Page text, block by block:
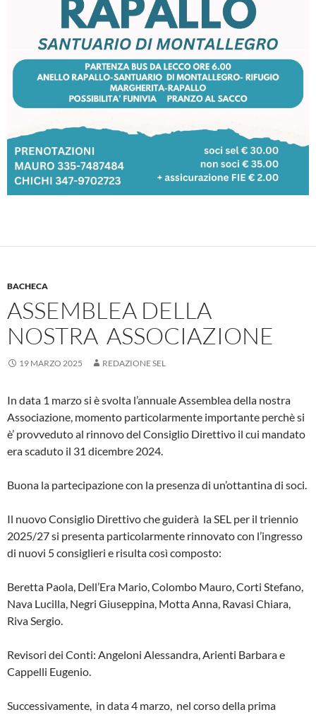
BACHECA
ASSEMBLEA DELLA
NOSTRA ASSOCIAZIONE
19 MARZO 2025 REDAZIONE SEL
In data 1 marzo si è svolta l’annuale Assemblea della nostra
Associazione, momento particolarmente importante perchè si
è’ provveduto al rinnovo del Consiglio Direttivo il cui mandato
era scaduto il 31 dicembre 2024.
Buona la partecipazione con la presenza di un’ottantina di soci.
Il nuovo Consiglio Direttivo che guiderà la SEL per il triennio
2025/27 si presenta particolarmente rinnovato con l’ingresso
di nuovi 5 consiglieri e risulta così composto:
Beretta Paola, Dell’Era Mario, Colombo Mauro, Corti Stefano,
Nava Lucilla, Negri Giuseppina, Motta Anna, Ravasi Chiara,
Riva Sergio.
Revisori dei Conti: Angeloni Alessandra, Arienti Barbara e
Cappelli Eugenio.
Successivamente, in data 4 marzo, nel corso della prima